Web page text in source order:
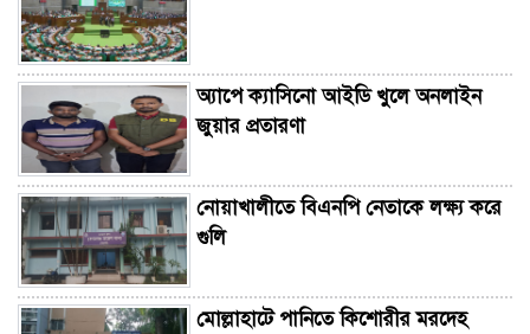
অ্যাপে ক্যাসিনো আইডি খুলে অনলাইন
জুয়ার প্রতারণা
নোয়াখালীতে বিএনপি নেতাকে লক্ষ্য করে
গুলি
মোল্লাহাটে পানিতে কিশোরীর মরদেহ